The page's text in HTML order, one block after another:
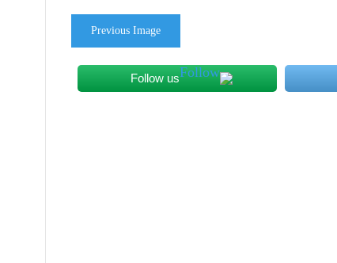
Previous Image
Follow us